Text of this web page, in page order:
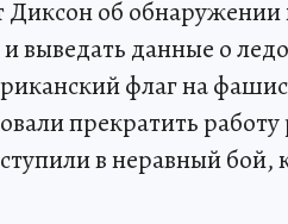
об обнаружении
выведать данные о
флаг на
прекратить работу
в неравный